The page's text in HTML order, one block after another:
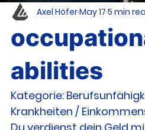
abilities
Axel HöferMay 17 5 min
Kategorie:
Krankheiten /